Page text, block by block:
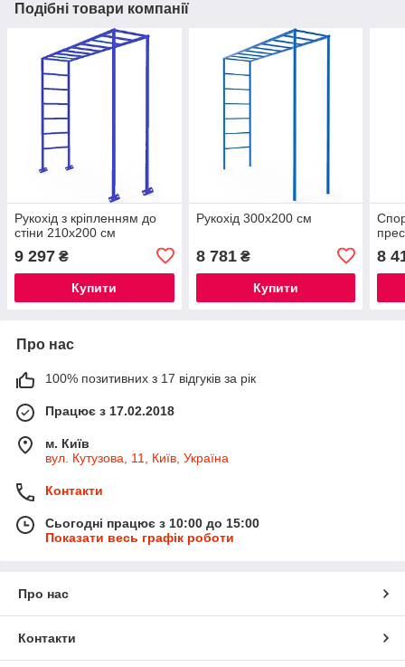
Подібні товари компанії
Рукохід з кріпленням до
стіни 210х200 см
9 297 ₴
Купити
Рукохід 300х200 см
8 781₴
Купити
8
Про нас
100% позитивних з 17 відгуків за рік
Працює з 17.02.2018
м. Київ
вул. Кутузова, 11, Київ, Україна
Контакти
Сьогодні працює з 10:00 до 15:00
Показати весь графік роботи
Про нас
Контакти